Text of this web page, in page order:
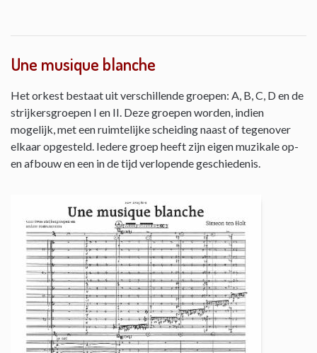
Une musique blanche
Het orkest bestaat uit verschillende groepen: A, B, C, D en de
strijkersgroepen I en II. Deze groepen worden, indien
mogelijk, met een ruimtelijke scheiding naast of tegenover
elkaar opgesteld. Iedere groep heeft zijn eigen muzikale op-
en afbouw en een in de tijd verlopende geschiedenis.